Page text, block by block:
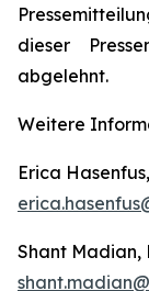
dieser
abgelehnt.
Weitere
Erica
Shant Madian,